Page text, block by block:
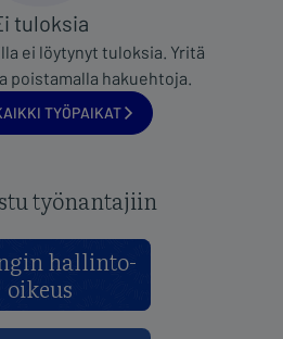
tuloksia
ei löytynyt tuloksia. Yritä
poistamalla hakuehtoja.
työpaikat
työnantajiin